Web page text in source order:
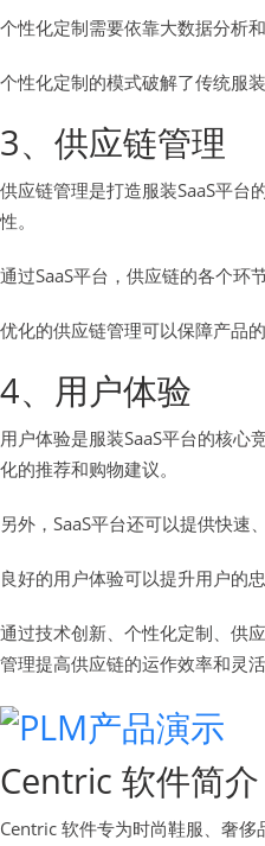
个性化定制需要依靠大数据分析
个性化定制的模式破解了传统服
3、供应链管理
供应链管理是打造服装SaaS平台
性。
通过SaaS平台，供应链的各个环
优化的供应链管理可以保障产品
4、用户体验
用户体验是服装SaaS平台的核
化的推荐和购物建议。
另外，SaaS平台还可以提供快速
良好的用户体验可以提升用户的
通过技术创新、个性化定制、供
管理提高供应链的运作效率和灵
Centric 软件简
Centric 软件专为时尚鞋服、奢